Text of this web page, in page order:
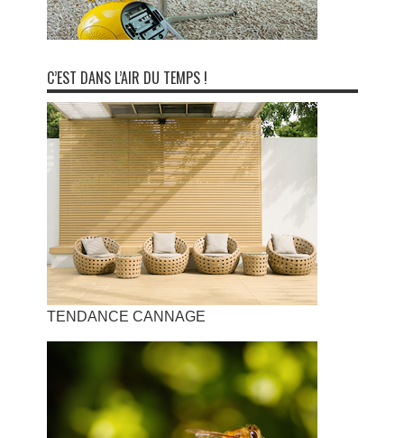
C’EST DANS L’AIR DU TEMPS !
TENDANCE CANNAGE